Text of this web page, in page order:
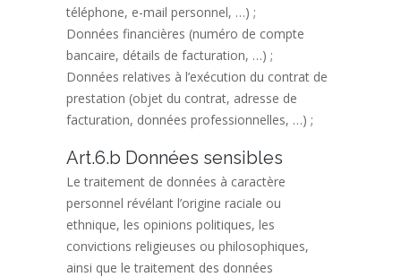
téléphone, e-mail personnel, …) ;
Données financières (numéro de compte
bancaire, détails de facturation, …) ;
Données relatives à l’exécution du contrat de
prestation (objet du contrat, adresse de
facturation, données professionnelles, …) ;
Art.6.b Données sensibles
Le traitement de données à caractère
personnel révélant l’origine raciale ou
ethnique, les opinions politiques, les
convictions religieuses ou philosophiques,
ainsi que le traitement des données